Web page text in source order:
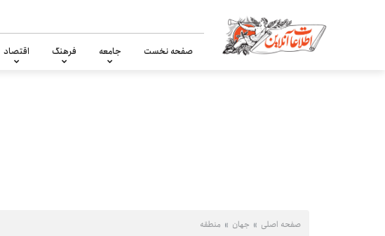
صفحه نخست جامعه فرهنگ اقتصاد
صفحه اصلی جهان منطقه